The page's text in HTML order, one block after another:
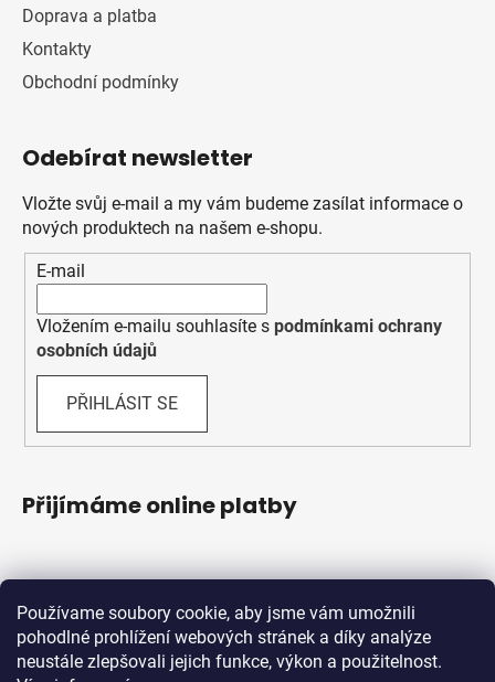
Používame soubory cookie, aby jsme vám umožnili
pohodlné prohlížení webových stránek a díky analýze
neustále zlepšovali jejich funkce, výkon a použitelnost.
Doprava a platba
Kontakty
Obchodní podmínky
Odebírat newsletter
Vložte svůj e-mail a my vám budeme zasílat informace o
nových produktech na našem e-shopu.
E-mail
Vložením e-mailu souhlasíte s podmínkami ochrany
osobních údajů
PŘIHLÁSIT SE
Přijímáme online platby